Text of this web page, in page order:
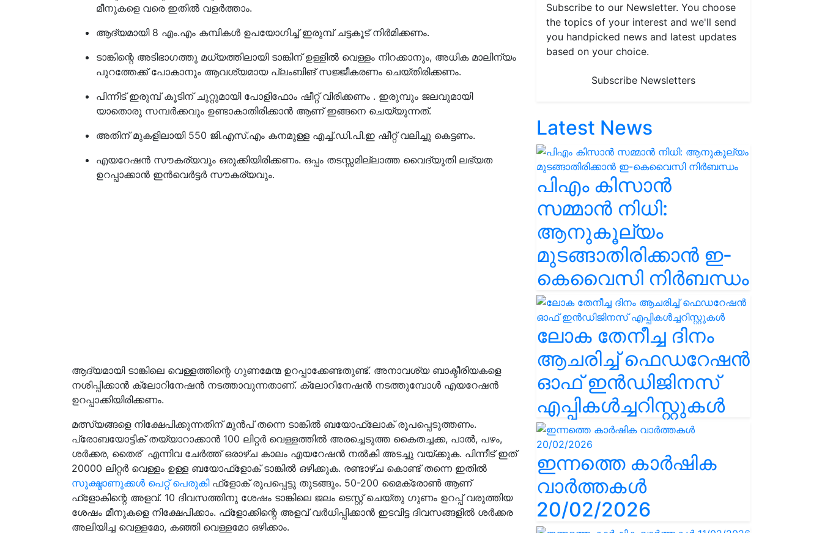
മീനുകളെ വരെ ഇതിൽ വളർത്താം.
ആദ്യമായി 8 എം.എം കമ്പികൾ ഉപയോഗിച്ച് ഇരുമ്പ് ചട്ടകൂട് നിർമിക്കണം.
ടാങ്കിന്റെ അടിഭാഗത്തു മധ്യത്തിലായി ടാങ്കിന് ഉള്ളിൽ വെള്ളം നിറക്കാനും, അധിക മാലിന്യം
പുറത്തേക്ക് പോകാനും ആവശ്യമായ പ്ലംബിങ് സജ്ജീകരണം ചെയ്തിരിക്കണം.
പിന്നീട് ഇരുമ്പ് കൂടിന് ചുറ്റുമായി പോളിഫോം ഷീറ്റ് വിരിക്കണം . ഇരുമ്പും ജലവുമായി
യാതൊരു സമ്പർക്കവും ഉണ്ടാകാതിരിക്കാൻ ആണ് ഇങ്ങനെ ചെയ്യുന്നത്.
അതിന് മുകളിലായി 550 ജി.എസ്.എം കനമുള്ള എച്ച്.ഡി.പി.ഇ ഷീറ്റ് വലിച്ചു കെട്ടണം.
എയറേഷൻ സൗകര്യവും ഒരുക്കിയിരിക്കണം. ഒപ്പം തടസ്സമില്ലാത്ത വൈദ്യുതി ലഭ്യത
ഉറപ്പാക്കാൻ ഇൻവെർട്ടർ സൗകര്യവും.
ആദ്യമായി ടാങ്കിലെ വെള്ളത്തിന്റെ ഗുണമേന്മ ഉറപ്പാക്കേണ്ടതുണ്ട്. അനാവശ്യ ബാക്ടീരിയകളെ
നശിപ്പിക്കാൻ ക്ലോറിനേഷൻ നടത്താവുന്നതാണ്. ക്ലോറിനേഷൻ നടത്തുമ്പോൾ എയറേഷൻ
ഉറപ്പാക്കിയിരിക്കണം.
മത്സ്യങ്ങളെ നിക്ഷേപിക്കുന്നതിന് മുൻപ് തന്നെ ടാങ്കിൽ ബയോഫ്ലോക് രൂപപ്പെടുത്തണം.
പ്രോബയോട്ടിക് തയ്യാറാക്കാൻ 100 ലിറ്റർ വെള്ളത്തിൽ അരച്ചെടുത്ത കൈതച്ചക്ക, പാൽ, പഴം,
ശർക്കര, തൈര് എന്നിവ ചേർത്ത് ഒരാഴ്ച കാലം എയറേഷൻ നൽകി അടച്ചു വയ്ക്കുക. പിന്നീട് ഇത്
20000 ലിറ്റർ വെള്ളം ഉള്ള ബയോഫ്‌ളോക്‌ ടാങ്കിൽ ഒഴിക്കുക. രണ്ടാഴ്ച കൊണ്ട് തന്നെ ഇതിൽ
സൂക്ഷ്മാണുക്കൾ പെറ്റ് പെരുകിഫ്ളോക് രൂപപ്പെട്ടു തുടങ്ങും. 50-200 മൈക്രോൺ ആണ്
ഫ്ളോകിന്റെ അളവ്. 10 ദിവസത്തിനു ശേഷം ടാങ്കിലെ ജലം ടെസ്റ്റ് ചെയ്തു ഗുണം ഉറപ്പ് വരുത്തിയ
ശേഷം മീനുകളെ നിക്ഷേപിക്കാം. ഫ്ളോക്കിന്റെ അളവ് വർധിപ്പിക്കാൻ ഇടവിട്ട ദിവസങ്ങളിൽ ശർക്കര
അലിയിച്ച വെള്ളമോ, കഞ്ഞി വെള്ളമോ ഒഴിക്കാം.
Subscribe to our Newsletter. You choose
the topics of your interest and we'll send
you handpicked news and latest updates
based on your choice.
Subscribe Newsletters
Latest News
പിഎം കിസാൻ
സമ്മാൻ നിധി:
ആനുകൂല്യം
മുടങ്ങാതിരിക്കാൻ ഇ-
കെവൈസി നിർബന്ധം
ലോക തേനീച്ച ദിനം
ആചരിച്ച് ഫെഡറേഷൻ
ഓഫ് ഇൻഡിജിനസ്
എപ്പികൾച്ചറിസ്റ്റുകൾ
ഇന്നത്തെ കാർഷിക
വാർത്തകൾ
20/02/2026